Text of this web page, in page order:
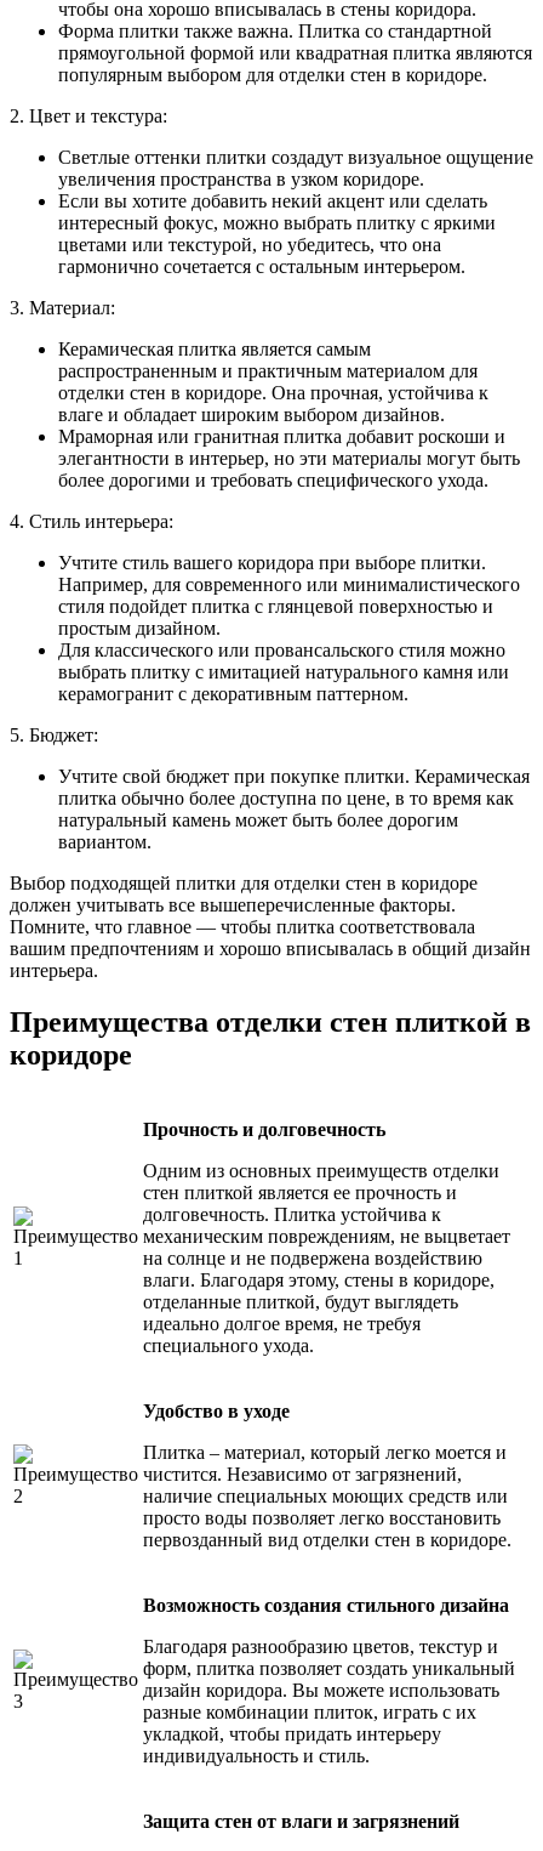
чтобы она хорошо вписывалась в стены коридора.
Форма плитки также важна. Плитка со стандартной
прямоугольной формой или квадратная плитка являются
популярным выбором для отделки стен в коридоре.
2. Цвет и текстура:
Светлые оттенки плитки создадут визуальное ощущение
увеличения пространства в узком коридоре.
Если вы хотите добавить некий акцент или сделать
интересный фокус, можно выбрать плитку с яркими
цветами или текстурой, но убедитесь, что она
гармонично сочетается с остальным интерьером.
3. Материал:
Керамическая плитка является самым
распространенным и практичным материалом для
отделки стен в коридоре. Она прочная, устойчива к
влаге и обладает широким выбором дизайнов.
Мраморная или гранитная плитка добавит роскоши и
элегантности в интерьер, но эти материалы могут быть
более дорогими и требовать специфического ухода.
4. Стиль интерьера:
Учтите стиль вашего коридора при выборе плитки.
Например, для современного или минималистического
стиля подойдет плитка с глянцевой поверхностью и
простым дизайном.
Для классического или провансальского стиля можно
выбрать плитку с имитацией натурального камня или
керамогранит с декоративным паттерном.
5. Бюджет:
Учтите свой бюджет при покупке плитки. Керамическая
плитка обычно более доступна по цене, в то время как
натуральный камень может быть более дорогим
вариантом.
Выбор подходящей плитки для отделки стен в коридоре
должен учитывать все вышеперечисленные факторы.
Помните, что главное — чтобы плитка соответствовала
вашим предпочтениям и хорошо вписывалась в общий дизайн
интерьера.
Преимущества отделки стен плиткой в
коридоре
Прочность и долговечность
Одним из основных преимуществ отделки
стен плиткой является ее прочность и
долговечность. Плитка устойчива к
механическим повреждениям, не выцветает
на солнце и не подвержена воздействию
влаги. Благодаря этому, стены в коридоре,
отделанные плиткой, будут выглядеть
идеально долгое время, не требуя
специального ухода.
Удобство в уходе
Плитка – материал, который легко моется и
чистится. Независимо от загрязнений,
наличие специальных моющих средств или
просто воды позволяет легко восстановить
первозданный вид отделки стен в коридоре.
Возможность создания стильного дизайна
Благодаря разнообразию цветов, текстур и
форм, плитка позволяет создать уникальный
дизайн коридора. Вы можете использовать
разные комбинации плиток, играть с их
укладкой, чтобы придать интерьеру
индивидуальность и стиль.
Защита стен от влаги и загрязнений